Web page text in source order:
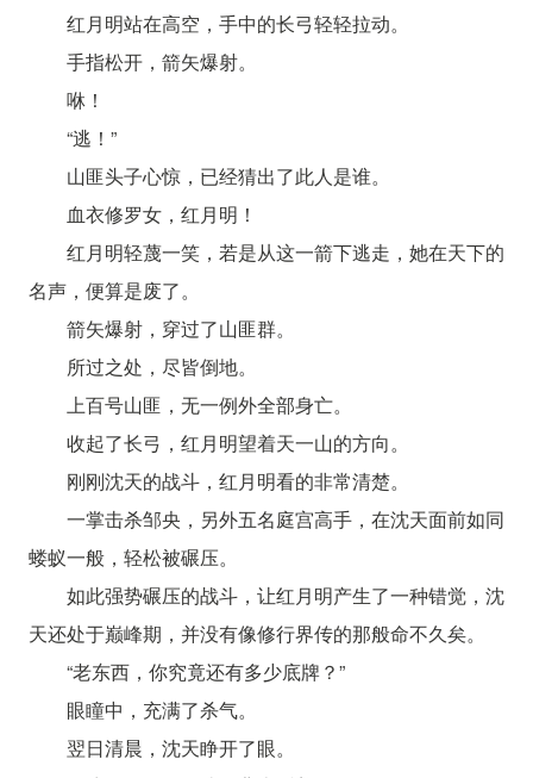
红月明站在高空，手中的长弓轻轻拉动。
手指松开，箭矢爆射。
咻！
“逃！”
山匪头子心惊，已经猜出了此人是谁。
血衣修罗女，红月明！
红月明轻蔑一笑，若是从这一箭下逃走，她在天下的
名声，便算是废了。
箭矢爆射，穿过了山匪群。
所过之处，尽皆倒地。
上百号山匪，无一例外全部身亡。
收起了长弓，红月明望着天一山的方向。
刚刚沈天的战斗，红月明看的非常清楚。
一掌击杀邹央，另外五名庭宫高手，在沈天面前如同
蝼蚁一般，轻松被碾压。
如此强势碾压的战斗，让红月明产生了一种错觉，沈
天还处于巅峰期，并没有像修行界传的那般命不久矣。
“老东西，你究竟还有多少底牌？”
眼瞳中，充满了杀气。
翌日清晨，沈天睁开了眼。